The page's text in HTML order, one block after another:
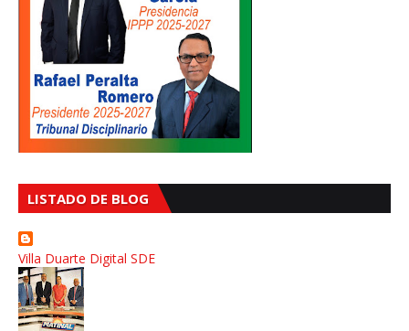
LISTADO DE BLOG
Villa Duarte Digital SDE